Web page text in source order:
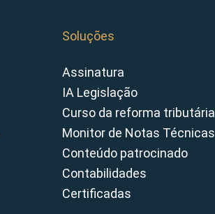
Soluções
Assinatura
IA Legislação
Curso da reforma tributária
Monitor de Notas Técnicas
Conteúdo patrocinado
Contabilidades
Certificadas